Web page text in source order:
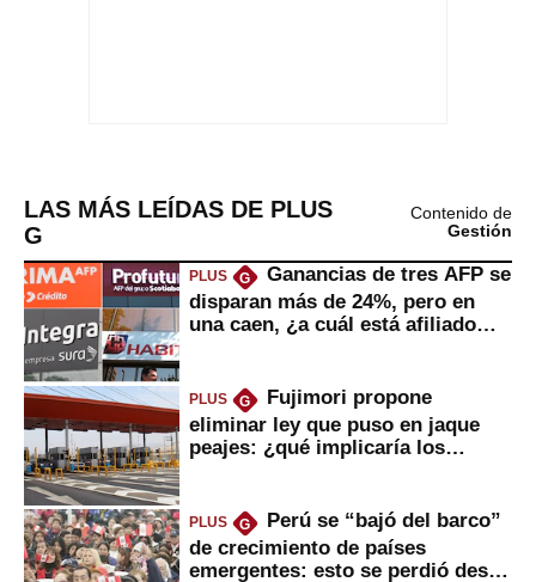
LAS MÁS LEÍDAS DE PLUS
G
Contenido de
Gestión
PLUS G
Ganancias de tres AFP se
disparan más de 24%, pero en
una caen, ¿a cuál está afiliado
PLUS G
Fujimori propone
eliminar ley que puso en jaque
peajes: ¿qué implicaría los
PLUS G
Perú se “bajó del barco”
de crecimiento de países
emergentes: esto se perdió desde